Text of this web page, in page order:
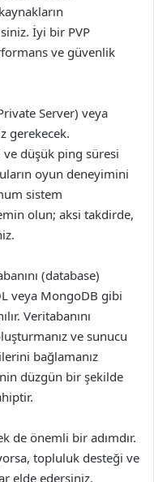
İyi bir PVP
ve güvenlik
Server) veya
gerekecek.
düşük ping süresi
oyun deneyimini
sistem
olun; aksi takdirde,
(database)
veya MongoDB gibi
Veritabanını
ve sunucu
bağlamanız
düzgün bir şekilde
de önemli bir adımdır.
topluluk desteği ve
elde edersiniz.